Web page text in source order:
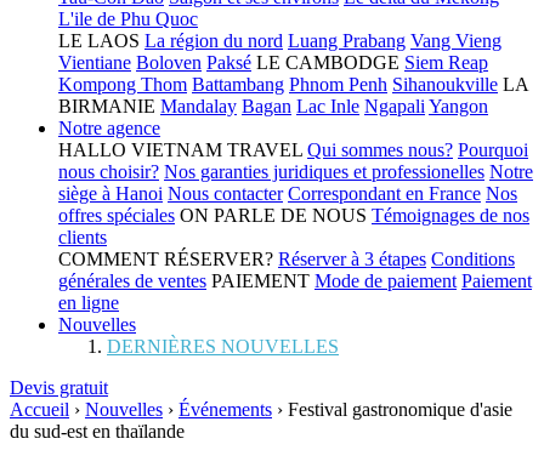
L'ile de Phu Quoc
LE LAOS La région du nord Luang Prabang Vang Vieng
Vientiane Boloven Paksé LE CAMBODGE Siem Reap
Kompong Thom Battambang Phnom Penh Sihanoukville LA
BIRMANIE Mandalay Bagan Lac Inle Ngapali Yangon
Notre agence
HALLO VIETNAM TRAVEL Qui sommes nous? Pourquoi
nous choisir? Nos garanties juridiques et professionelles Notre
siège à Hanoi Nous contacter Correspondant en France Nos
offres spéciales ON PARLE DE NOUS Témoignages de nos
clients
COMMENT RÉSERVER? Réserver à 3 étapes Conditions
générales de ventes PAIEMENT Mode de paiement Paiement
en ligne
Nouvelles
DERNIÈRES NOUVELLES
Devis gratuit
Accueil › Nouvelles › Événements › Festival gastronomique d'asie
du sud-est en thaïlande